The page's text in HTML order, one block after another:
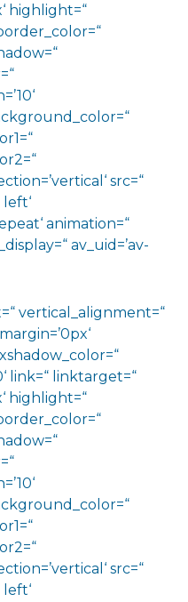
highlight=“
src=“
animation=“
av_uid=’av-
vertical_alignment=“
link=“ linktarget=“
highlight=“
src=“